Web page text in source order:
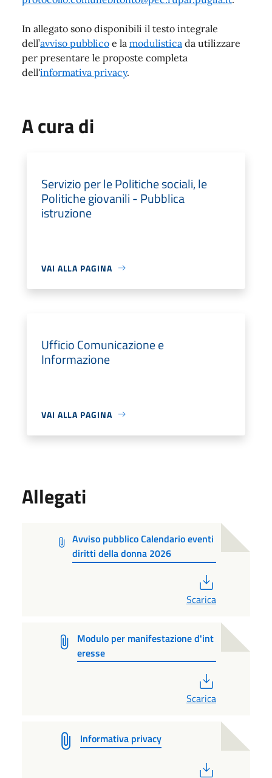
In allegato sono disponibili il testo integrale
dell’avviso pubblico e la modulistica da utilizzare
per presentare le proposte completa
dell'informativa privacy.
A cura di
Servizio per le Politiche sociali, le
Politiche giovanili - Pubblica
istruzione
VAI ALLA PAGINA
Ufficio Comunicazione e
Informazione
VAI ALLA PAGINA
Allegati
Avviso pubblico Calendario eventi
diritti della donna 2026
Scarica
Modulo per manifestazione d'int
eresse
Scarica
Informativa privacy